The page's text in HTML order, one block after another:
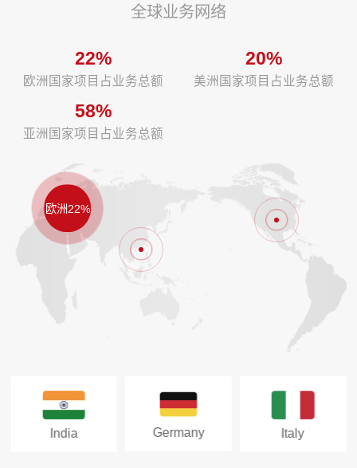
全球业务网络
22%
欧洲国家项目占业务总额
20%
美洲国家项目占业务总额
58%
亚洲国家项目占业务总额
欧洲22%
India Germany Italy